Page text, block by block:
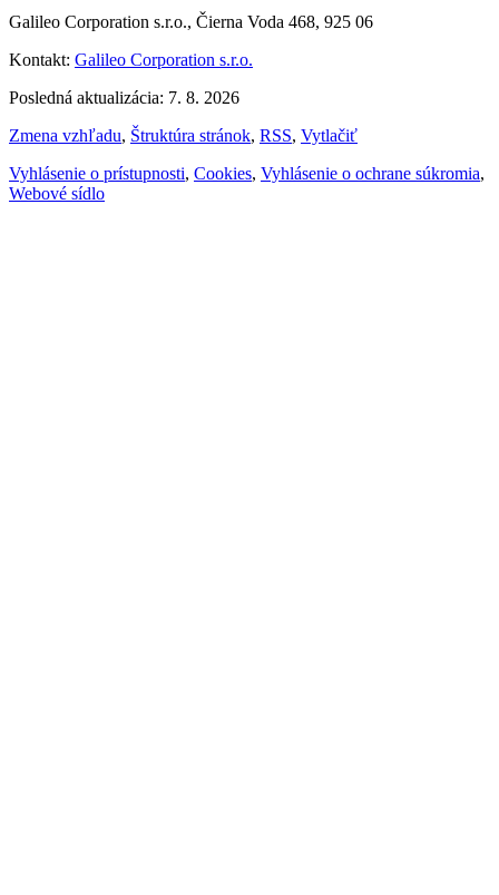
Galileo Corporation s.r.o., Čierna Voda 468, 925 06
Kontakt: Galileo Corporation s.r.o.
Posledná aktualizácia: 7. 8. 2026
Zmena vzhľadu, Štruktúra stránok, RSS, Vytlačiť
Vyhlásenie o prístupnosti, Cookies, Vyhlásenie o ochrane súkromia,
Webové sídlo